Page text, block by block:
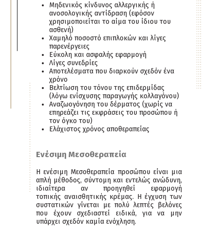
Μηδενικός κίνδυνος αλλεργικής ή
ανοσολογικής αντίδραση (εφόσον
χρησιμοποιείται το αίμα του ίδιου του
ασθενή)
Χαμηλό ποσοστό επιπλοκών και λίγες
παρενέργειες
Εύκολη και ασφαλής εφαρμογή
Λίγες συνεδρίες
Αποτελέσματα που διαρκούν σχεδόν ένα
χρόνο
Βελτίωση του τόνου της επιδερμίδας
(λόγω ενίσχυσης παραγωγής κολλαγόνου)
Αναζωογόνηση του δέρματος (χωρίς να
επηρεάζει τις εκφράσεις του προσώπου ή
τον όγκο του)
Ελάχιστος χρόνος αποθεραπείας
Ενέσιμη Μεσοθεραπεία
Η ενέσιμη Μεσοθεραπεία προσώπου είναι μια
απλή μέθοδος, σύντομη και εντελώς ανώδυνη,
ιδιαίτερα αν προηγηθεί εφαρμογή
τοπικής αναισθητικής κρέμας. Η έγχυση των
συστατικών γίνεται με πολύ λεπτές βελόνες
που έχουν σχεδιαστεί ειδικά, για να μην
υπάρχει σχεδόν καμία ενόχληση.